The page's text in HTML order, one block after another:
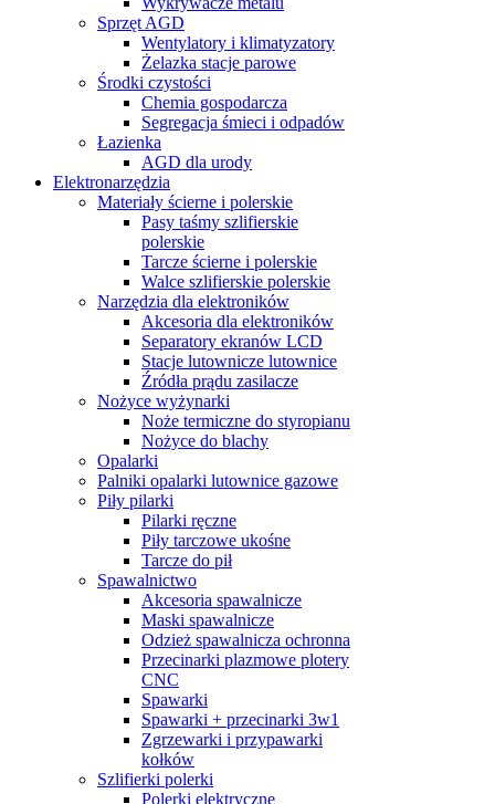
Sprzęt AGD
Wentylatory i klimatyzatory
Żelazka stacje parowe
Środki czystości
Chemia gospodarcza
Segregacja śmieci i odpadów
Łazienka
AGD dla urody
Elektronarzędzia
Materiały ścierne i polerskie
Pasy taśmy szlifierskie
polerskie
Tarcze ścierne i polerskie
Walce szlifierskie polerskie
Narzędzia dla elektroników
Akcesoria dla elektroników
Separatory ekranów LCD
Stacje lutownicze lutownice
Źródła prądu zasilacze
Nożyce wyżynarki
Noże termiczne do styropianu
Nożyce do blachy
Opalarki
Palniki opalarki lutownice gazowe
Piły pilarki
Pilarki ręczne
Piły tarczowe ukośne
Tarcze do pił
Spawalnictwo
Akcesoria spawalnicze
Maski spawalnicze
Odzież spawalnicza ochronna
Przecinarki plazmowe plotery
CNC
Spawarki
Spawarki + przecinarki 3w1
Zgrzewarki i przypawarki
kołków
Szlifierki polerki
Polerki elektryczne